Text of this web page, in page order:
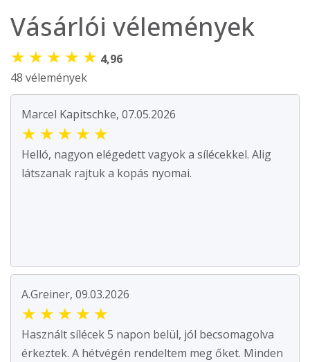
Vásárlói vélemények
★ ★ ★ ★ ★ 4,96
48 vélemények
Marcel Kapitschke, 07.05.2026
★ ★ ★ ★ ★
Helló, nagyon elégedett vagyok a sílécekkel. Alig
látszanak rajtuk a kopás nyomai.
A.Greiner, 09.03.2026
★ ★ ★ ★ ★
Használt sílécek 5 napon belül, jól becsomagolva
érkeztek. A hétvégén rendeltem meg őket. Minden